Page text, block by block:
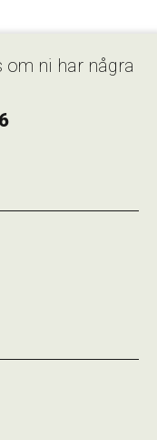
ni har några